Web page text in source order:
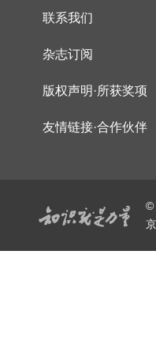
联系我们
杂志订阅
版权声明·所获奖项
友情链接·合作伙伴
©